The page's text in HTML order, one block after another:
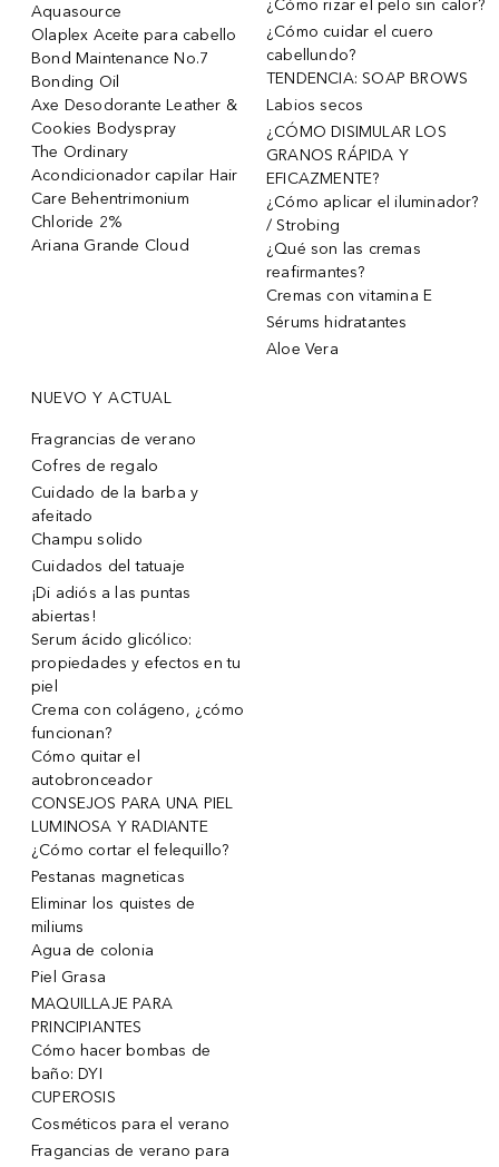
Aquasource
Olaplex Aceite para cabello
Bond Maintenance No.7
Bonding Oil
Axe Desodorante Leather &
Cookies Bodyspray
The Ordinary
Acondicionador capilar Hair
Care Behentrimonium
Chloride 2%
Ariana Grande Cloud
¿Cómo rizar el pelo sin calor?
¿Cómo cuidar el cuero
cabellundo?
TENDENCIA: SOAP BROWS
Labios secos
¿CÓMO DISIMULAR LOS
GRANOS RÁPIDA Y
EFICAZMENTE?
¿Cómo aplicar el iluminador?
/ Strobing
¿Qué son las cremas
reafirmantes?
Cremas con vitamina E
Sérums hidratantes
Aloe Vera
NUEVO Y ACTUAL
Fragrancias de verano
Cofres de regalo
Cuidado de la barba y
afeitado
Champu solido
Cuidados del tatuaje
¡Di adiós a las puntas
abiertas!
Serum ácido glicólico:
propiedades y efectos en tu
piel
Crema con colágeno, ¿cómo
funcionan?
Cómo quitar el
autobronceador
CONSEJOS PARA UNA PIEL
LUMINOSA Y RADIANTE
¿Cómo cortar el felequillo?
Pestanas magneticas
Eliminar los quistes de
miliums
Agua de colonia
Piel Grasa
MAQUILLAJE PARA
PRINCIPIANTES
Cómo hacer bombas de
baño: DYI
CUPEROSIS
Cosméticos para el verano
Fragancias de verano para